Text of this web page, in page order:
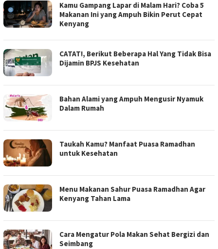
Kamu Gampang Lapar di Malam Hari? Coba 5
Makanan Ini yang Ampuh Bikin Perut Cepat
Kenyang
CATAT!, Berikut Beberapa Hal Yang Tidak Bisa
Dijamin BPJS Kesehatan
Bahan Alami yang Ampuh Mengusir Nyamuk
Dalam Rumah
Taukah Kamu? Manfaat Puasa Ramadhan
untuk Kesehatan
Menu Makanan Sahur Puasa Ramadhan Agar
Kenyang Tahan Lama
Cara Mengatur Pola Makan Sehat Bergizi dan
Seimbang